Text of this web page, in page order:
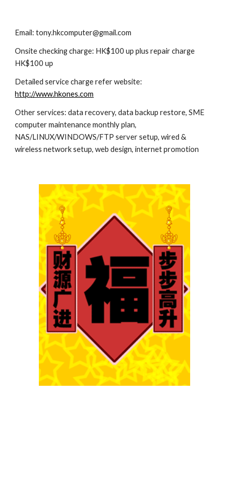
Email: tony.hkcomputer@gmail.com
Onsite checking charge: HK$100 up plus repair charge
HK$100 up
http://www.hkones.com
Other services: data recovery, data backup restore, SME
computer maintenance monthly plan,
NAS/LINUX/WINDOWS/FTP server setup, wired &
wireless network setup, web design, internet promotion